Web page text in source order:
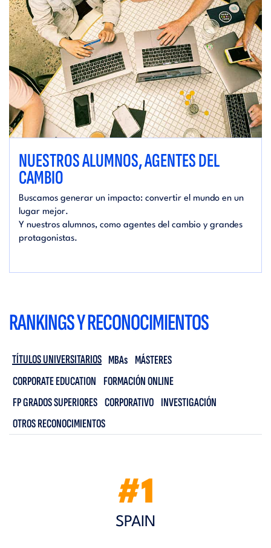
NUESTROS ALUMNOS, AGENTES DEL
CAMBIO
Buscamos generar un impacto: convertir el mundo en un
lugar mejor.
Y nuestros alumnos, como agentes del cambio y grandes
protagonistas.
RANKINGS Y RECONOCIMIENTOS
TÍTULOS UNIVERSITARIOS MBAs MÁSTERES
CORPORATE EDUCATION FORMACIÓN ONLINE
FP GRADOS SUPERIORES CORPORATIVO INVESTIGACIÓN
OTROS RECONOCIMIENTOS
#1
SPAIN